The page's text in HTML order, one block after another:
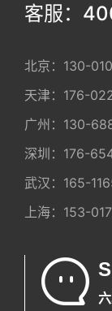
客服：
北京： 130-
天津： 176-
广州： 130-
深圳： 176-
武汉： 165-
上海： 153-